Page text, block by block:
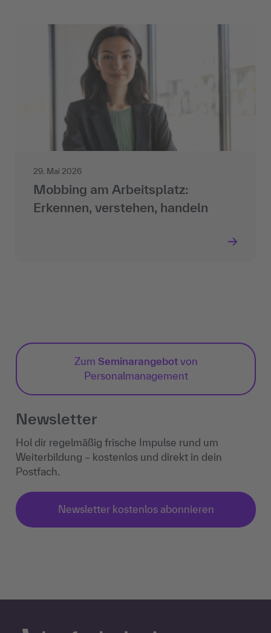
29. Mai 2026
Mobbing am Arbeitsplatz:
Erkennen, verstehen, handeln
Zum Seminarangebotvon
Personalmanagement
Newsletter
Hol dir regelmäßig frische Impulse rund um
Weiterbildung – kostenlos und direkt in dein
Postfach.
Newsletter kostenlos abonnieren